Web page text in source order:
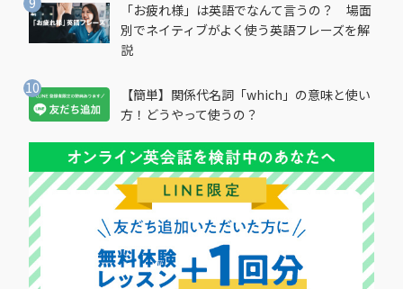
「お疲れ様」は英語でなんて言うの？ 場面
別でネイティブがよく使う英語フレーズを解
説
【簡単】関係代名詞「which」の意味と使い
方！どうやって使うの？